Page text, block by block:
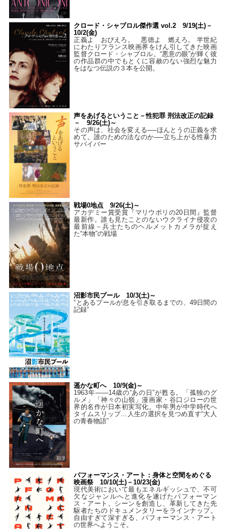
クロード・シャブロル傑作選 vol.2 9/19(土)－
10/2(金)
正義よ おびえろ。 悪徳よ 燃えろ。 半世紀
にわたりフランス映画界をけん引してきた映画
監督クロード・シャブロル。“悪意の眼”が輝く彼
の作品群の中でもとくに容赦のない強烈な魅力
をはなつ伝説の３本を公開。
声をあげるということ－性犯罪 刑法改正の記録
－ 9/26(土)～
その声は、社会を変える──ほんとうの正義を求
めて。誰のための法なのか──立ち上がる性暴力
サバイバー
戦場0地点 9/26(土)～
アカデミー賞受賞『マリウポリの20日間』監督
最新作。誰も見たことのないウクライナ侵攻の
最前線－兵士たちのヘルメットカメラが捉え
た“本物”の戦場
沼影市民プール 10/3(土)～
“とあるプールが息を引き取るまでの、49日間の
記録”
遥かな町へ 10/9(金)～
1963年――14歳の“あの日”が甦る。「孤独のグ
ルメ」「神々の山嶺」漫画家・谷口ジローの世
界的名作が日本初実写化。中年男が中学時代へ
タイムスリップ…人生の選択を見つめ直す“大人
の青春物語”
パフォーマンス・アート：身体と空間をめぐる
映画祭 10/10(土)－10/23(金)
現代美術において最もエネルギッシュで、不可
欠なジャンルへと進化を遂げたパフォーマン
ス・アート。シーンを創造し、革新してきた先
駆者たちのドキュメンタリーをラインナップ。
自由すぎて深すぎる、パフォーマンス・アート
の世界へようこそ。